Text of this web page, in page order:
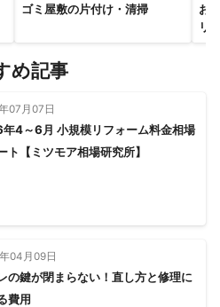
ゴミ屋敷の片付け・清掃
お
リ
め記事
07月07日
4～6月 小規模リフォーム料金相場
ト【ミツモア相場研究所】
04月09日
の鍵が閉まらない！直し方と修理に
費用